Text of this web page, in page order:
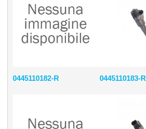
0445110182-R 0445110183-R